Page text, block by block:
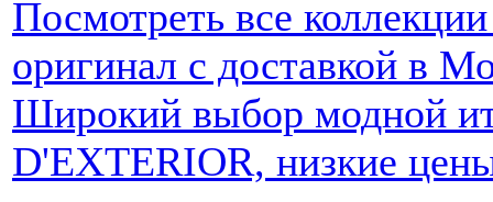
Посмотреть все
оригинал с доставкой в
Широкий выбор модной
D'EXTERIOR, низкие